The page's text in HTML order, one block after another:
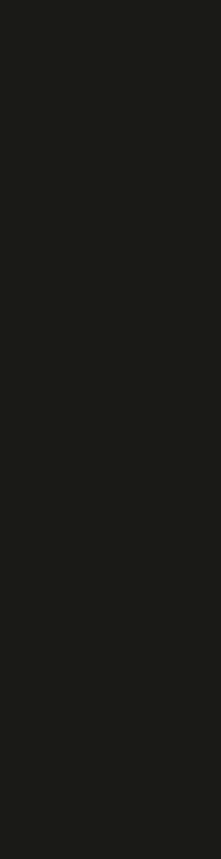
um motivo de
e acerta com o
carreira no
foi diferente'